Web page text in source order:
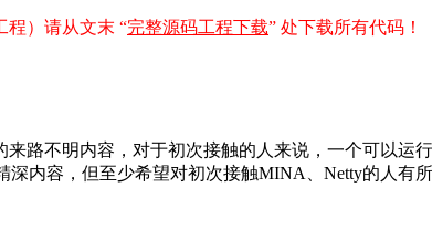
程）请从文末 “完整源码工程下载” 处下载所有代码！
路不明内容，对于初次接触的人来说，一个可以运
内容，但至少希望对初次接触MINA、Netty的人有